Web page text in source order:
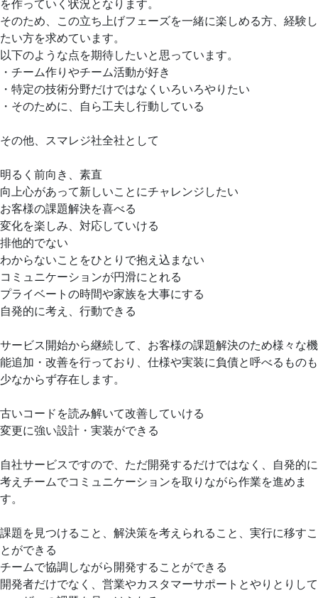
を作っていく状況となります。
そのため、この立ち上げフェーズを一緒に楽しめる方、経験し
たい方を求めています。
以下のような点を期待したいと思っています。
・チーム作りやチーム活動が好き
・特定の技術分野だけではなくいろいろやりたい
・そのために、自ら工夫し行動している
その他、スマレジ社全社として
明るく前向き、素直
向上心があって新しいことにチャレンジしたい
お客様の課題解決を喜べる
変化を楽しみ、対応していける
排他的でない
わからないことをひとりで抱え込まない
コミュニケーションが円滑にとれる
プライベートの時間や家族を大事にする
自発的に考え、行動できる
サービス開始から継続して、お客様の課題解決のため様々な機
能追加・改善を行っており、仕様や実装に負債と呼べるものも
少なからず存在します。
古いコードを読み解いて改善していける
変更に強い設計・実装ができる
自社サービスですので、ただ開発するだけではなく、自発的に
考えチームでコミュニケーションを取りながら作業を進めま
す。
課題を見つけること、解決策を考えられること、実行に移すこ
とができる
チームで協調しながら開発することができる
開発者だけでなく、営業やカスタマーサポートとやりとりして